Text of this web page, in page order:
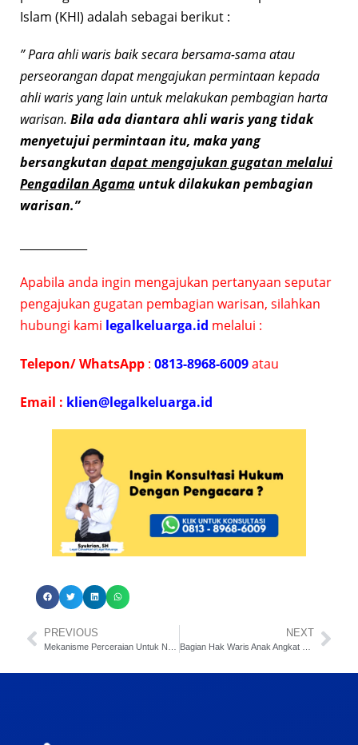
Islam (KHI) adalah sebagai berikut :
” Para ahli waris baik secara bersama-sama atau
perseorangan dapat mengajukan permintaan kepada
ahli waris yang lain untuk melakukan pembagian harta
warisan. Bila ada diantara ahli waris yang tidak
menyetujui permintaan itu, maka yang
bersangkutan dapat mengajukan gugatan melalui
Pengadilan Agamauntuk dilakukan pembagian
warisan.”
Apabila anda ingin mengajukan pertanyaan seputar
pengajukan gugatan pembagian warisan, silahkan
hubungi kami legalkeluarga.id melalui :
Telepon/ WhatsApp : 0813-8968-6009atau
Email : klien@legalkeluarga.id
PREVIOUS NEXT